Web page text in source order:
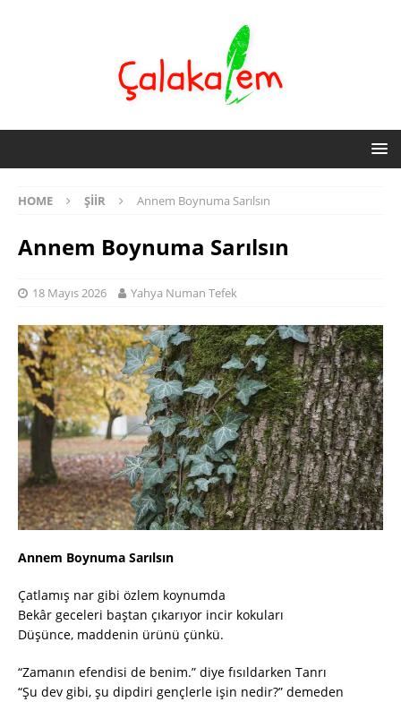
HOME ŞIIR Annem Boynuma Sarılsın
Annem Boynuma Sarılsın
18 Mayıs 2026 Yahya Numan Tefek
Annem Boynuma Sarılsın
Çatlamış nar gibi özlem koynumda
Bekâr geceleri baştan çıkarıyor incir kokuları
Düşünce, maddenin ürünü çünkü.
“Zamanın efendisi de benim.” diye fısıldarken Tanrı
“Şu dev gibi, şu dipdiri gençlerle işin nedir?” demeden